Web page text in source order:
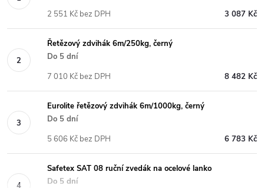
3 087 Kč
2 551 Kč bez DPH
Řetězový zdvihák 6m/250kg, černý
Do 5 dní
8 482 Kč
7 010 Kč bez DPH
Eurolite řetězový zdvihák 6m/1000kg, černý
Do 5 dní
6 783 Kč
5 606 Kč bez DPH
Safetex SAT 08 ruční zvedák na ocelové lanko
Do 5 dní